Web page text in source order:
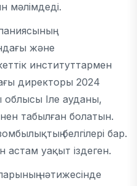
мәлімдеді.
және
институттармен
директоры 2024
Іле ауданы,
табылған болатын.
белгілері бар.
астам уақыт іздеген.
нәтижесінде